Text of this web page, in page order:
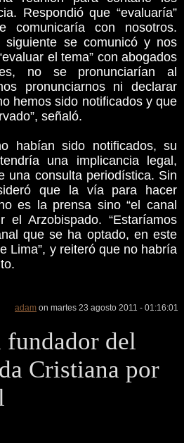
Respondió que “evaluaría”
comunicaría con nosotros.
siguiente se comunicó y nos
el tema” con abogados
no se pronunciarían al
pronunciarnos ni declarar
hemos sido notificados y que
señaló.
habían sido notificados, su
una implicancia legal,
una consulta periodística. Sin
que la vía para hacer
es la prensa sino “el canal
el Arzobispado. “Estaríamos
que se ha optado, en este
Lima”, y reiteró que no habría
adam on martes 23 agosto 2011 - 01:16:01
fundador del
Cristiana por